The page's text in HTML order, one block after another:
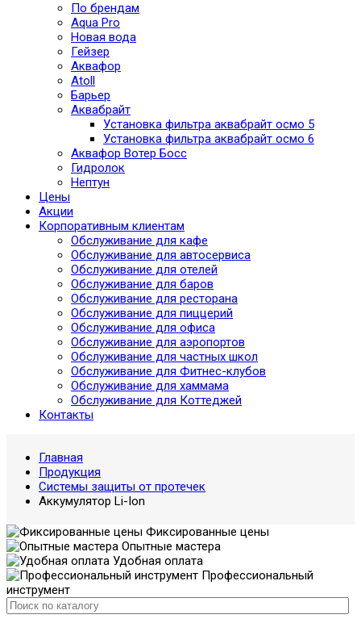
По брендам
Aqua Pro
Новая вода
Гейзер
Аквафор
Atoll
Барьер
Аквабрайт
Установка фильтра аквабрайт осмо 5
Установка фильтра аквабрайт осмо 6
Аквафор Вотер Босс
Гидролок
Нептун
Цены
Акции
Корпоративным клиентам
Обслуживание для кафе
Обслуживание для автосервиса
Обслуживание для отелей
Обслуживание для баров
Обслуживание для ресторана
Обслуживание для пиццерий
Обслуживание для офиса
Обслуживание для аэропортов
Обслуживание для частных школ
Обслуживание для Фитнес-клубов
Обслуживание для хаммама
Обслуживание для Коттеджей
Контакты
Главная
Продукция
Системы защиты от протечек
Аккумулятор Li-Ion
Фиксированные цены
Опытные мастера
Удобная оплата
Профессиональный
инструмент